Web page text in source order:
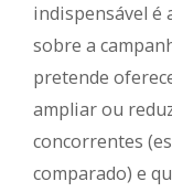
indispensável é
sobre a
pretende
ampliar ou
concorrentes
comparado) e